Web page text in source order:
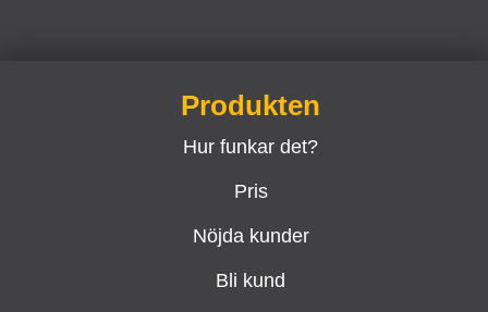
Produkten
Hur funkar det?
Pris
Nöjda kunder
Bli kund